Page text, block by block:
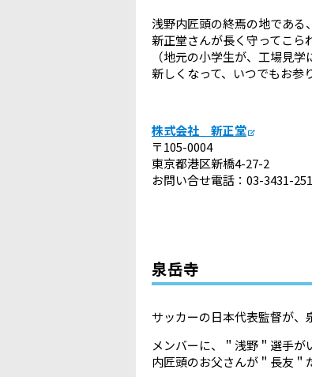
浅野内匠頭の終焉の地である
新正堂さんが長く守ってこら
（地元の小学生が、工場見学
新しくなって、いつでもお参
株式会社 新正堂
〒105-0004
東京都港区新橋4-27-2
お問い合せ電話：03-3431-
泉岳寺
サッカーの日本代表監督が、
メンバーに、＂浅野＂選手が
内匠頭のお父さんが＂長友＂